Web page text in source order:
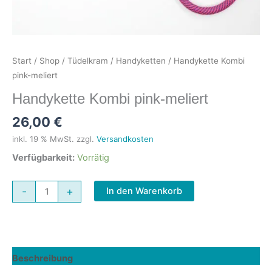
Start / Shop / Tüdelkram / Handyketten / Handykette Kombi
pink-meliert
Handykette Kombi pink-meliert
26,00 €
inkl. 19 % MwSt. zzgl. Versandkosten
Verfügbarkeit: Vorrätig
-
Handykette
Kombi
Menge
+ In den Warenkorb
Beschreibung